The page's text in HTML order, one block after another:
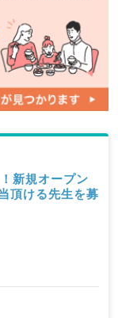
新規オープン
頂ける先生を募